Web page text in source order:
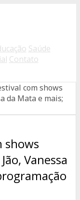
Saúde
Contato
com shows
da Mata e mais;
shows
Vanessa